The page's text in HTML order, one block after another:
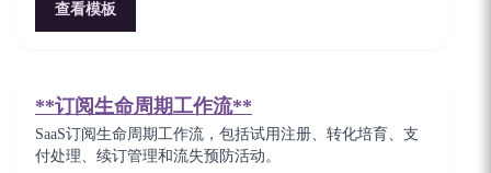
查看模板
**订阅生命周期工作流**
SaaS订阅生命周期工作流，包括试用注册、转化培育、支
付处理、续订管理和流失预防活动。